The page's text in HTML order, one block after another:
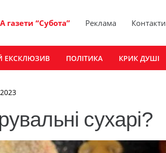
газети “Субота” Реклама Контакти
ЕКСКЛЮЗИВ ПОЛІТИКА КРИК ДУШІ
сухарі?